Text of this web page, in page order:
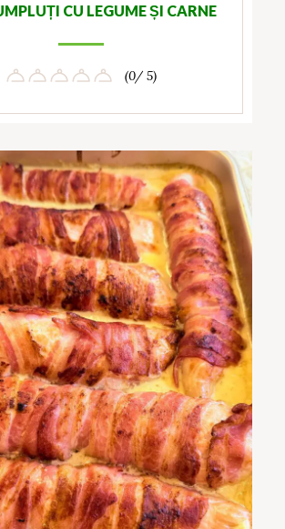
CU LEGUME ȘI CARNE
(0/ 5)